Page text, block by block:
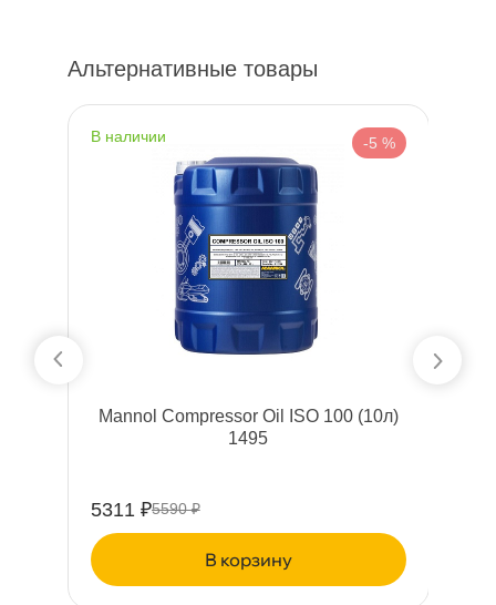
Альтернативные товары
наличии -5 %
Mannol Compressor Oil ISO 100 (10л)
1495
5311 ₽5590 ₽
корзину